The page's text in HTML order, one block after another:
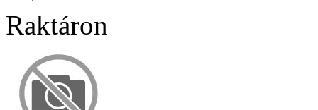
Raktáron